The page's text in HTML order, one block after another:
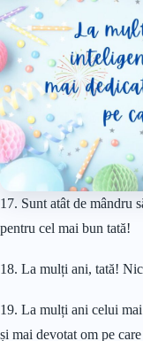
17. Sunt atât de mândru
pentru cel mai bun tată!
18. La mulți ani, tată!
19. La mulți ani celui
și mai devotat om pe